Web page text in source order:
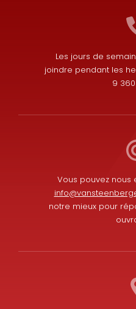
Les jours de
joindre pendant les
9
Vous pouvez
notre mieux pour